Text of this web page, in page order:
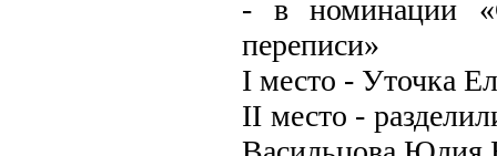
- в номинации
переписи»
I место - Уточка
II место -